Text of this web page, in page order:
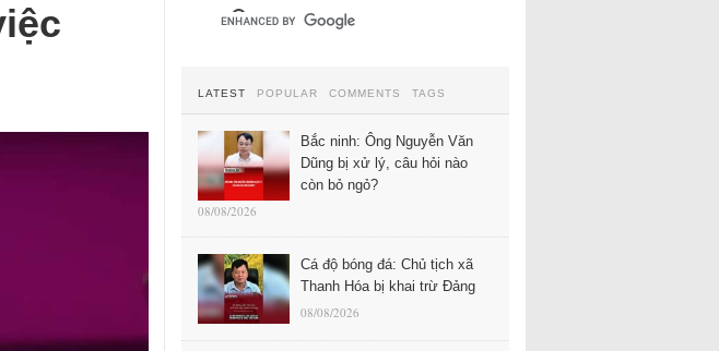
LATEST POPULAR COMMENTS TAGS
Bắc ninh: Ông Nguyễn Văn
Dũng bị xử lý, câu hỏi nào
còn bỏ ngỏ?
08/08/2026
Cá độ bóng đá: Chủ tịch xã
Thanh Hóa bị khai trừ Đảng
08/08/2026